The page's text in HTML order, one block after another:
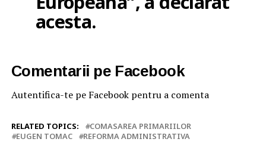
acesta.
Comentarii pe Facebook
Autentifica-te pe Facebook pentru a comenta
RELATED TOPICS:
COMASAREA PRIMARIILOR
EUGEN TOMAC
REFORMA ADMINISTRATIVA